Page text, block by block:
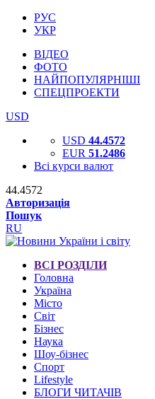
РУС
УКР
ВІДЕО
ФОТО
НАЙПОПУЛЯРНІШІ
СПЕЦПРОЕКТИ
USD
USD 44.4572
EUR 51.2486
Всі курси валют
44.4572
Авторизація
Пошук
RU
ВСІ РОЗДІЛИ
Головна
Україна
Місто
Світ
Бізнес
Наука
Шоу-бізнес
Спорт
Lifestyle
БЛОГИ ЧИТАЧІВ